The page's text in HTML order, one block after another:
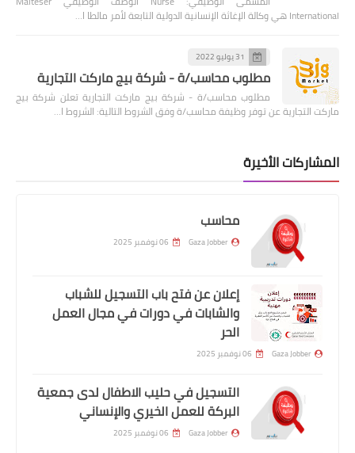
International هي وكالة الإغاثة الإنسانية الدولية التابعة لأمر مالطا ا…
31 يوليو 2022
مطلوب محاسب/ة - شركة بيج ماركت التجارية
مطلوب محاسب/ة - شركة بيج ماركت التجارية تعلن شركة بيج
ماركت التجارية عن توفر وظيفة محاسب/ة وفق الشروط التالية: الشروط ا…
المشاركات الأخيرة
محاسب
Gaza Jobber 06 نوفمبر 2025
إعلان عن فتح باب التسجيل للشباب
والشابات في دورات في مجال العمل
الحر
Gaza Jobber 06 نوفمبر 2025
التسجيل في حليب الاطفال لدى جمعية
البركة للعمل الخيري والإنساني
Gaza Jobber 06 نوفمبر 2025